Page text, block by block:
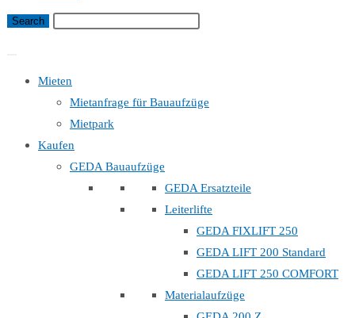
Mieten
Mietanfrage für Bauaufzüge
Mietpark
Kaufen
GEDA Bauaufzüge
GEDA Ersatzteile
Leiterlifte
GEDA FIXLIFT 250
GEDA LIFT 200 Standard
GEDA LIFT 250 COMFORT
Materialaufzüge